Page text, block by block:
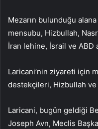
Mezarın bulunduğu
mensubu, Hizbullah,
İran lehine, İsrail ve ABD
Laricani’nin ziyareti için
destekçileri, Hizbullah ve
Laricani, bugün geldiği
Joseph Avn, Meclis